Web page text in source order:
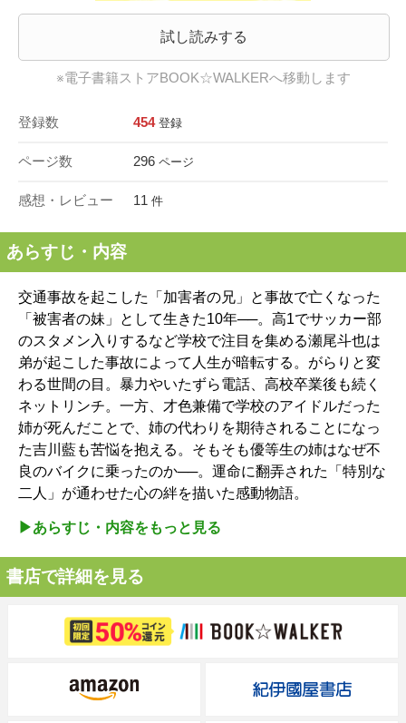
試し読みする
※電子書籍ストアBOOK☆WALKERへ移動します
登録数 454 登録
ページ数 296 ページ
感想・レビュー 11 件
あらすじ・内容
交通事故を起こした「加害者の兄」と事故で亡くなった
「被害者の妹」として生きた10年──。高1でサッカー部
のスタメン入りするなど学校で注目を集める瀬尾斗也は
弟が起こした事故によって人生が暗転する。がらりと変
わる世間の目。暴力やいたずら電話、高校卒業後も続く
ネットリンチ。一方、才色兼備で学校のアイドルだった
姉が死んだことで、姉の代わりを期待されることになっ
た吉川藍も苦悩を抱える。そもそも優等生の姉はなぜ不
良のバイクに乗ったのか──。運命に翻弄された「特別な
二人」が通わせた心の絆を描いた感動物語。
▶︎あらすじ・内容をもっと見る
書店で詳細を見る